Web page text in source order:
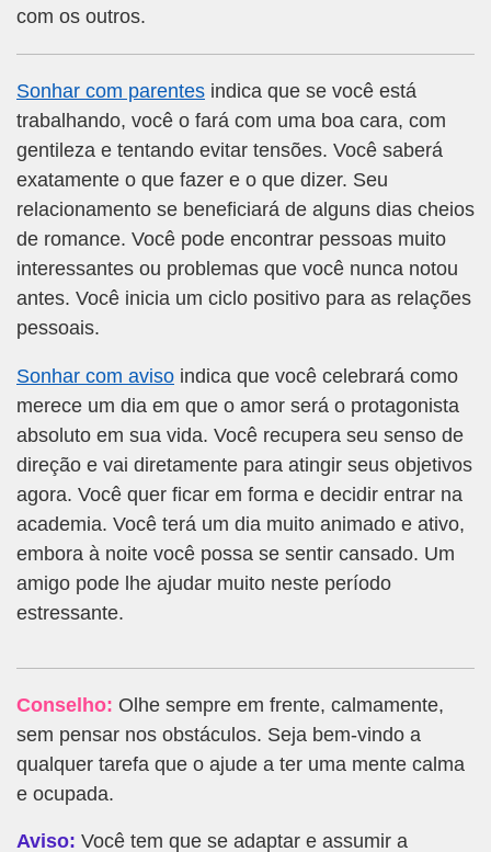
com os outros.
Sonhar com parentes indica que se você está
trabalhando, você o fará com uma boa cara, com
gentileza e tentando evitar tensões. Você saberá
exatamente o que fazer e o que dizer. Seu
relacionamento se beneficiará de alguns dias cheios
de romance. Você pode encontrar pessoas muito
interessantes ou problemas que você nunca notou
antes. Você inicia um ciclo positivo para as relações
pessoais.
Sonhar com aviso indica que você celebrará como
merece um dia em que o amor será o protagonista
absoluto em sua vida. Você recupera seu senso de
direção e vai diretamente para atingir seus objetivos
agora. Você quer ficar em forma e decidir entrar na
academia. Você terá um dia muito animado e ativo,
embora à noite você possa se sentir cansado. Um
amigo pode lhe ajudar muito neste período
estressante.
Conselho: Olhe sempre em frente, calmamente,
sem pensar nos obstáculos. Seja bem-vindo a
qualquer tarefa que o ajude a ter uma mente calma
e ocupada.
Aviso: Você tem que se adaptar e assumir a